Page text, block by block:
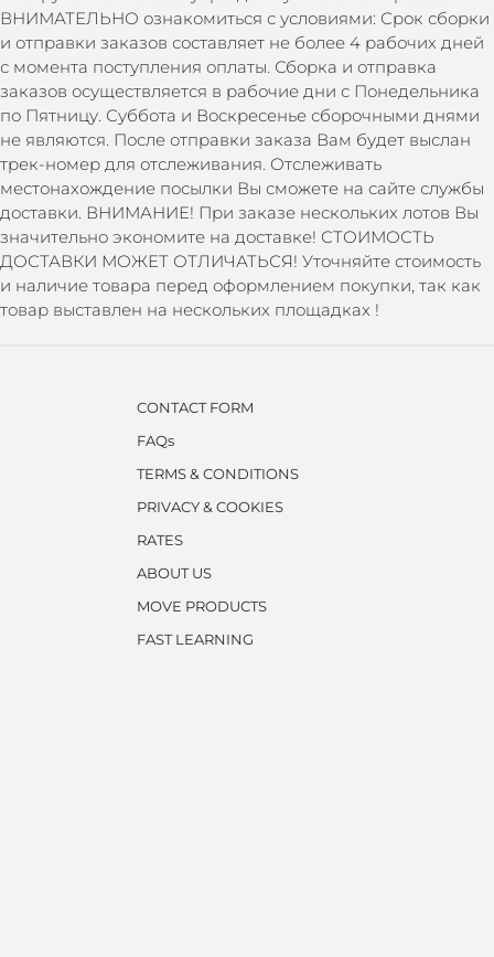
ВНИМАТЕЛЬНО ознакомиться с условиями: Срок сборки
и отправки заказов составляет не более 4 рабочих дней
с момента поступления оплаты. Сборка и отправка
заказов осуществляется в рабочие дни с Понедельника
по Пятницу. Суббота и Воскресенье сборочными днями
не являются. После отправки заказа Вам будет выслан
трек-номер для отслеживания. Отслеживать
местонахождение посылки Вы сможете на сайте службы
доставки. ВНИМАНИЕ! При заказе нескольких лотов Вы
значительно экономите на доставке! СТОИМОСТЬ
ДОСТАВКИ МОЖЕТ ОТЛИЧАТЬСЯ! Уточняйте стоимость
и наличие товара перед оформлением покупки, так как
товар выставлен на нескольких площадках !
CONTACT FORM
FAQs
TERMS & CONDITIONS
PRIVACY & COOKIES
RATES
ABOUT US
MOVE PRODUCTS
FAST LEARNING